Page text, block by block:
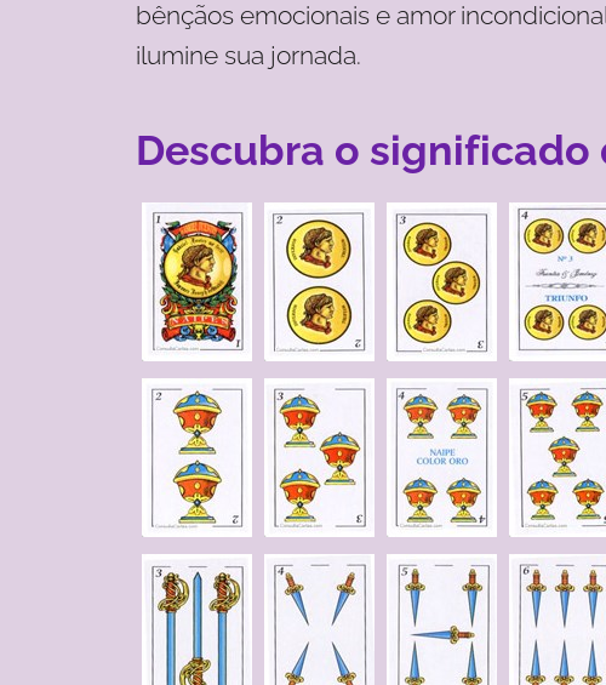
bênçãos emocionais e amor
ilumine sua jornada.
Descubra o